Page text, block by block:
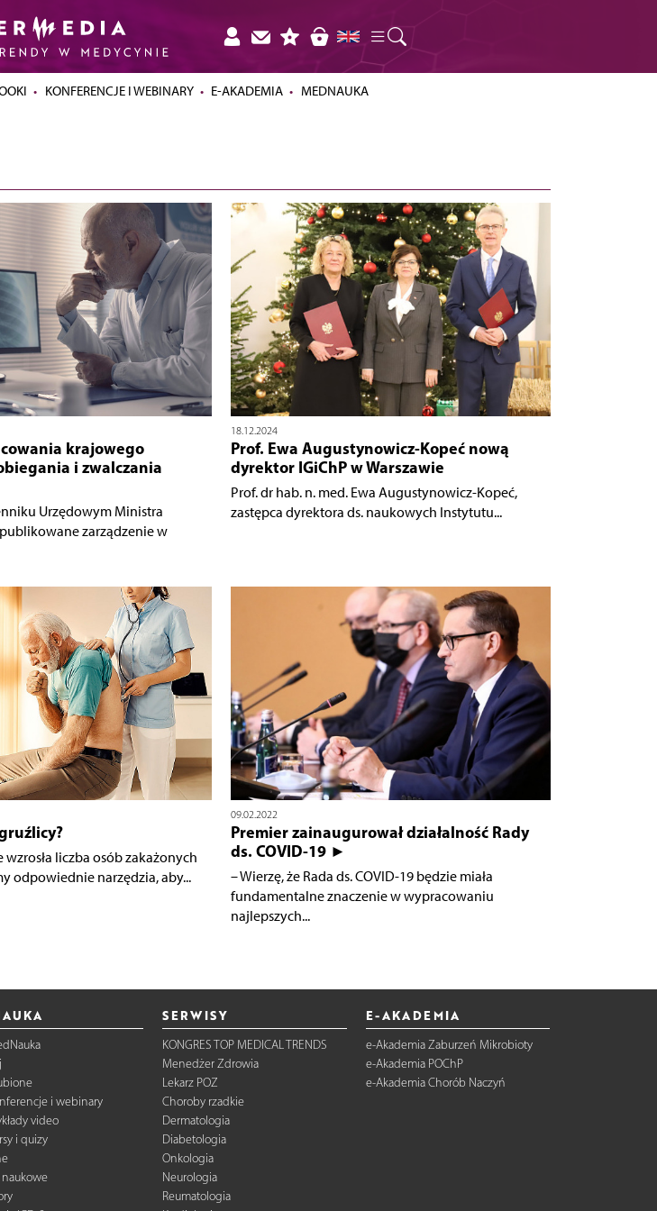
KONFERENCJE I WEBINARY E-AKADEMIA MEDNAUKA
krajowego
i zwalczania
Urzędowym Ministra
zarządzenie w
18.12.2024
Prof. Ewa Augustynowicz-Kopeć nową
dyrektor IGiChP w Warszawie
Prof. dr hab. n. med. Ewa Augustynowicz-Kopeć,
zastępca dyrektora ds. naukowych Instytutu...
wzrosła liczba osób zakażonych
odpowiednie narzędzia, aby...
09.02.2022
Premier zainaugurował działalność Rady
ds. COVID-19 ►
– Wierzę, że Rada ds. COVID-19 będzie miała
fundamentalne znaczenie w wypracowaniu
najlepszych...
i webinary
video
i quizy
naukowe
SERWISY
KONGRES TOP MEDICAL TRENDS
Menedżer Zdrowia
Lekarz POZ
Choroby rzadkie
Dermatologia
Diabetologia
Onkologia
Neurologia
Reumatologia
E-AKADEMIA
e-Akademia Zaburzeń Mikrobioty
e-Akademia POChP
e-Akademia Chorób Naczyń